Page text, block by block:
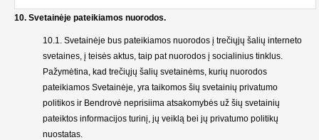
10. Svetainėje pateikiamos nuorodos.
10.1. Svetainėje bus pateikiamos nuorodos į trečiųjų šalių interneto
svetaines, į teisės aktus, taip pat nuorodos į socialinius tinklus.
Pažymėtina, kad trečiųjų šalių svetainėms, kurių nuorodos
pateikiamos Svetainėje, yra taikomos šių svetainių privatumo
politikos ir Bendrovė neprisiima atsakomybės už šių svetainių
pateiktos informacijos turinį, jų veiklą bei jų privatumo politikų
nuostatas.